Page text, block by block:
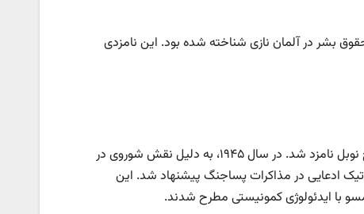
بشر در آلمان نازی شناخته شده بود. این نامزدی
زمینه نامزدی: ژوزف استالین، رهبر اتحاد جماهیر شوروی، دو بار برای جایزه صلح نوبل نامزد شد. در سال ۱۹۴۵، به دلیل نقش شوروی در
سال ۱۹۴۸، برای تلاش‌های دیپلماتیک ادعایی در مذاکرات پساجنگ پیشنهاد شد. این
با ایدئولوژی کمونیستی مطرح شدند.